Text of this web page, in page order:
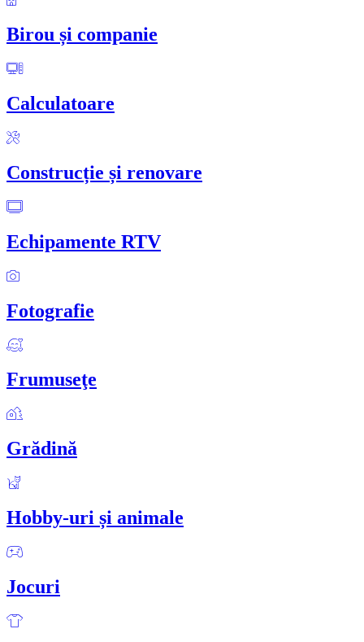
Birou și companie
Calculatoare
Construcție și renovare
Echipamente RTV
Fotografie
Frumuseţe
Grădină
Hobby-uri și animale
Jocuri